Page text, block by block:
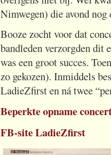
Nimwegen) die avond
Booze zocht voor dat
bandleden verzorgden
was een groot succes.
zo gekozen). Inmiddels
LadieZfirst en ná twee
Beperkte opname
FB-site LadieZfirst